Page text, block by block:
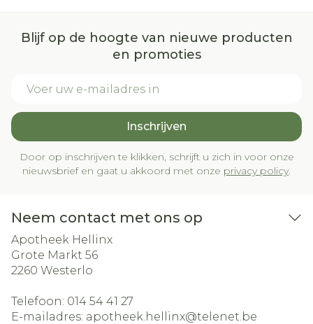
Blijf op de hoogte van nieuwe producten
en promoties
Inschrijven
Door op inschrijven te klikken, schrijft u zich in voor onze
nieuwsbrief en gaat u akkoord met onze privacy policy.
Neem contact met ons op
Apotheek Hellinx
Grote Markt 56
2260 Westerlo
Telefoon: 014 54 41 27
E-mailadres: apotheek.hellinx@telenet.be